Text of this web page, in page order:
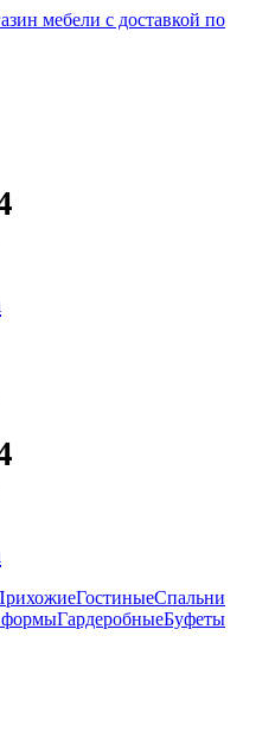
ГостиныеСпальни
ГардеробныеБуфеты